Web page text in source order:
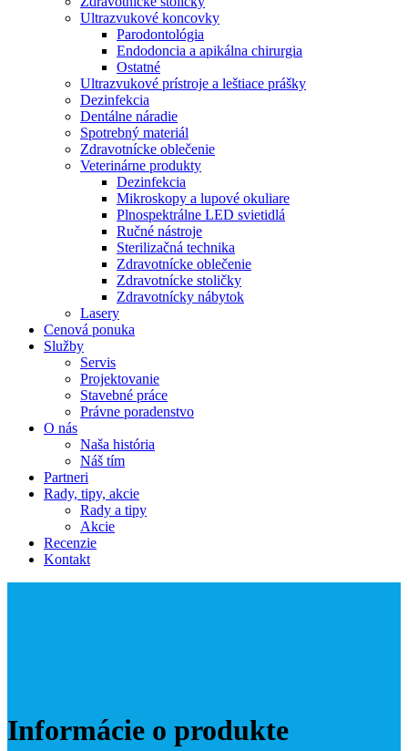
Ultrazvukové koncovky
Parodontológia
Endodoncia a apikálna chirurgia
Ostatné
Ultrazvukové prístroje a leštiace prášky
Dezinfekcia
Dentálne náradie
Spotrebný materiál
Zdravotnícke oblečenie
Veterinárne produkty
Dezinfekcia
Mikroskopy a lupové okuliare
Plnospektrálne LED svietidlá
Ručné nástroje
Sterilizačná technika
Zdravotnícke oblečenie
Zdravotnícke stoličky
Zdravotnícky nábytok
Lasery
Cenová ponuka
Služby
Servis
Projektovanie
Stavebné práce
Právne poradenstvo
O nás
Naša história
Náš tím
Partneri
Rady, tipy, akcie
Rady a tipy
Akcie
Recenzie
Kontakt
Informácie o produkte